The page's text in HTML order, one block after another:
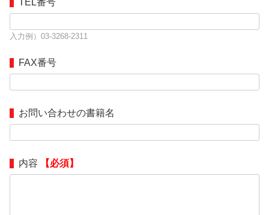
TEL番号
入力例）03-3268-2311
FAX番号
お問い合わせの書籍名
内容 【必須】